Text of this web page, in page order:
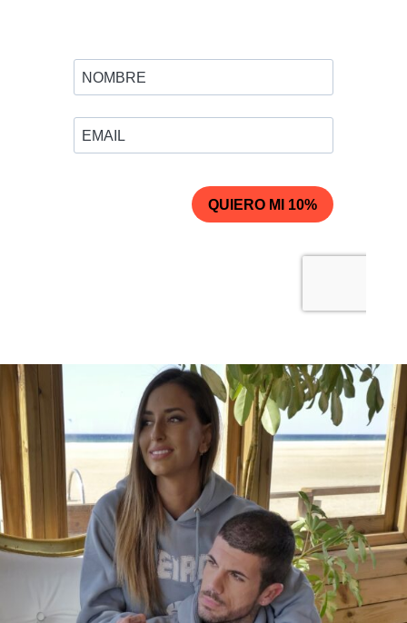
GORRA MARRÓN
MOCHILA CON
CORDONES BLANCA
26,00€ IVA INCLUIDO
MOCHILA CON
CORDONES
26,00€ IVA INCLUIDO